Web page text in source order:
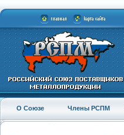
О Союзе Члены РСПМ